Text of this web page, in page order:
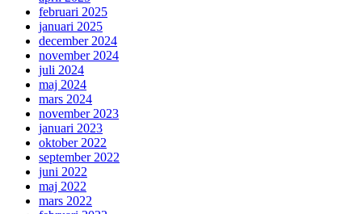
februari 2025
januari 2025
december 2024
november 2024
juli 2024
maj 2024
mars 2024
november 2023
januari 2023
oktober 2022
september 2022
juni 2022
maj 2022
mars 2022